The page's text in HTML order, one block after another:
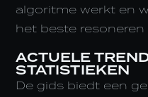
algoritme werkt en
het beste
ACTUELE
STATISTIEKEN
De gids biedt een